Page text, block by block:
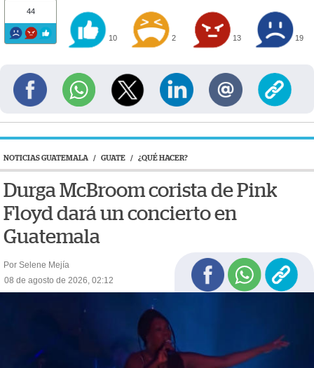
44
10 2 13 19
NOTICIAS GUATEMALA / GUATE / ¿QUÉ HACER?
Durga McBroom corista de Pink
Floyd dará un concierto en
Guatemala
Por Selene Mejía
08 de agosto de 2026, 02:12